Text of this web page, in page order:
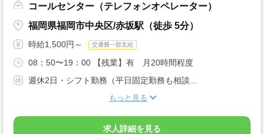
コールセンター（テレフォンオペレーター）
福岡県福岡市中央区/赤坂駅（徒歩 5分）
時給1,500円～ 交通費一部支給
08：50〜19：00 【残業】有 月20時間程度
週休2日・シフト勤務（平日固定勤務も相談...
もっと見る
求人詳細を見る